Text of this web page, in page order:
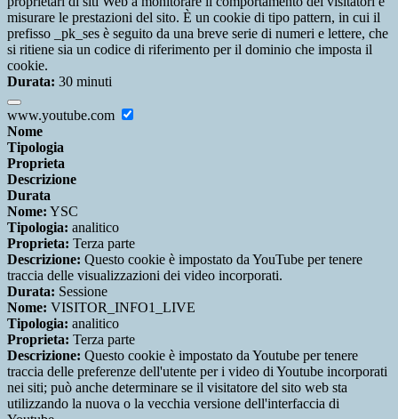
misurare le prestazioni del sito. È un cookie di tipo pattern, in cui il
prefisso _pk_ses è seguito da una breve serie di numeri e lettere, che
si ritiene sia un codice di riferimento per il dominio che imposta il
cookie.
Durata: 30 minuti
www.youtube.com
Nome
Tipologia
Proprieta
Descrizione
Durata
Nome: YSC
Tipologia: analitico
Proprieta: Terza parte
Descrizione: Questo cookie è impostato da YouTube per tenere
traccia delle visualizzazioni dei video incorporati.
Durata: Sessione
Nome: VISITOR_INFO1_LIVE
Tipologia: analitico
Proprieta: Terza parte
Descrizione: Questo cookie è impostato da Youtube per tenere
traccia delle preferenze dell'utente per i video di Youtube incorporati
nei siti; può anche determinare se il visitatore del sito web sta
utilizzando la nuova o la vecchia versione dell'interfaccia di